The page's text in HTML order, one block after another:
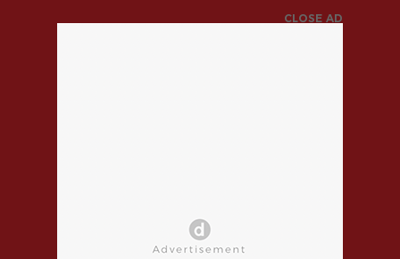
CLOSE AD